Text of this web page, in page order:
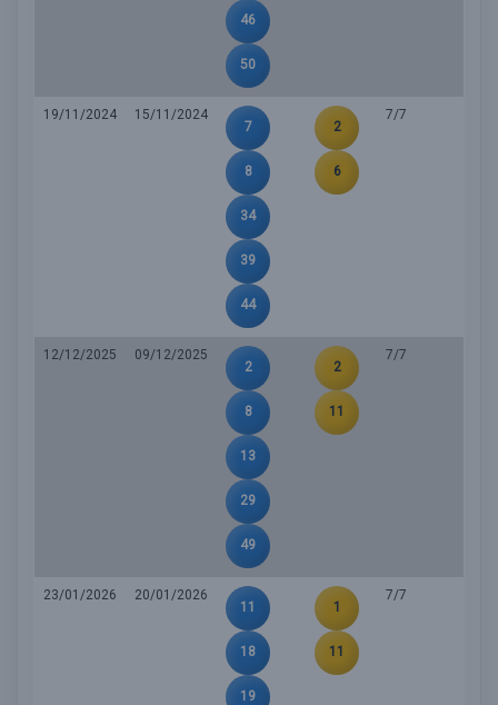
46
50
19/11/2024
15/11/2024
7
8
34
39
44
2
6
7/7
12/12/2025
09/12/2025
2
8
13
29
49
2
11
7/7
23/01/2026
20/01/2026
11
18
19
1
11
7/7